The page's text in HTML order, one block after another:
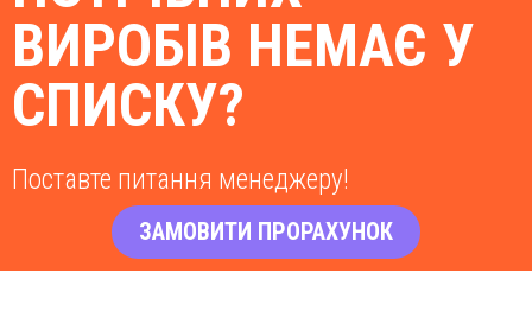
ВИРОБІВ НЕМАЄ У
СПИСКУ?
Поставте питання менеджеру!
ЗАМОВИТИ ПРОРАХУНОК